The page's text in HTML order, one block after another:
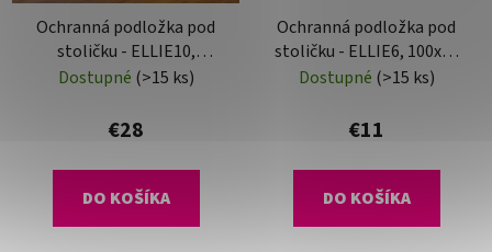
Ochranná podložka pod
stoličku - ELLIE10,
120x90 cm, 1,8 mm
Dostupné (>15 ks)
€28
DO KOŠÍKA
Ochranná podložka pod
stoličku - ELLIE6, 100x70
cm, 0,8 mm
Dostupné (>15 ks)
€11
DO KOŠÍKA